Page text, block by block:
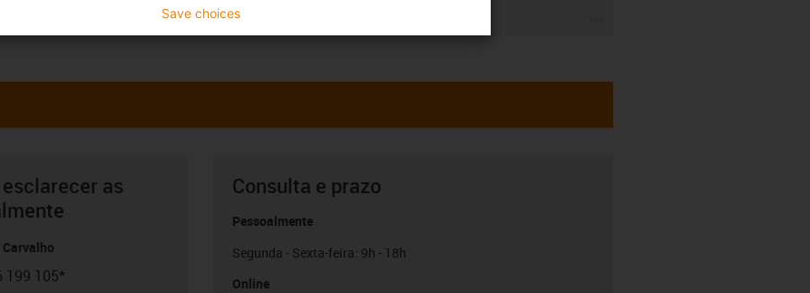
as
phone
199 105*
Consulta e prazo
Pessoalmente
Segunda - Sexta-feira: 9h - 18h
Online
Save choices